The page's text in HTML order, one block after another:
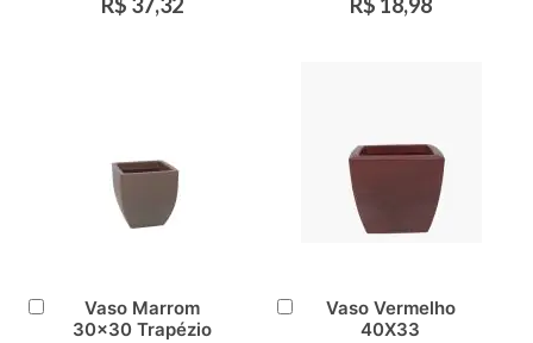
Adicionar
Vaso Marrom
30x30 Trapézio
Vaso Vermelho
40X33